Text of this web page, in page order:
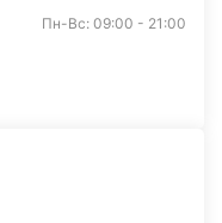
Пн-Вс: 09:00 - 21:00